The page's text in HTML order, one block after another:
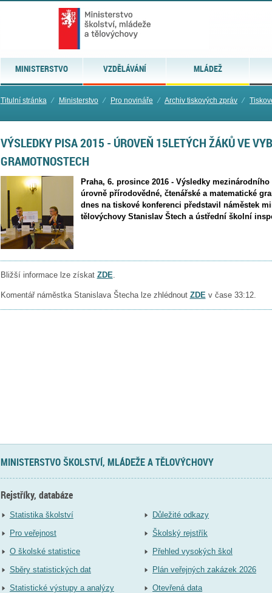
MINISTERSTVO VZDĚLÁVÁNÍ MLÁDEŽ
Titulní stránka ⁄ Ministerstvo ⁄ Pro novináře ⁄ Archiv tiskových zpráv ⁄
VÝSLEDKY PISA 2015 - ÚROVEŇ 15LETÝCH ŽÁKŮ VE
GRAMOTNOSTECH
Praha, 6. prosince 2016 - Výsledky
úrovně přírodovědné, čtenářské a matematické
dnes na tiskové konferenci představil náměstek
tělovýchovy Stanislav Štech a ústřední školní
Bližší informace lze získat ZDE.
Komentář náměstka Stanislava Štecha lze zhlédnout ZDEv čase 33:12.
MINISTERSTVO ŠKOLSTVÍ, MLÁDEŽE A TĚLOVÝCHOVY
Rejstříky, databáze
Statistika školství
Pro veřejnost
O školské statistice
Sběry statistických dat
Statistické výstupy a analýzy
Důležité odkazy
Školský rejstřík
Přehled vysokých škol
Plán veřejných zakázek 2026
Otevřená data